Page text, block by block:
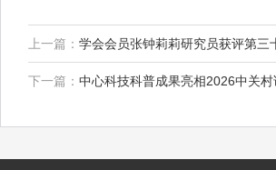
上一篇： 学会会员张钟莉莉研究员获评第三
下一篇： 中心科技科普成果亮相2026中关